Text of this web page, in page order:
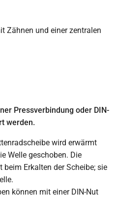
Pressverbindung oder DIN-
werden.
wird erwärmt
Welle geschoben. Die
beim Erkalten der Scheibe; sie
können mit einer DIN-Nut